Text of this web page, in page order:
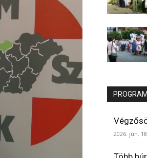
2026. jún. 18.